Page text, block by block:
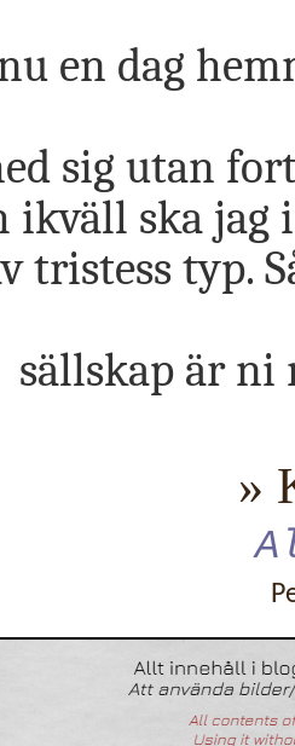
en dag
sig utan
ikväll ska jag
tristess typ.
sällskap är ni
»